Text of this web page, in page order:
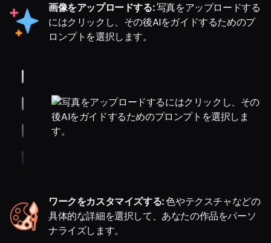
画像をアップロードする:写真をアップロードする
にはクリックし、その後AIをガイドするためのプ
ロンプトを選択します。
ワークをカスタマイズする:色やテクスチャなどの
具体的な詳細を選択して、あなたの作品をパーソ
ナライズします。